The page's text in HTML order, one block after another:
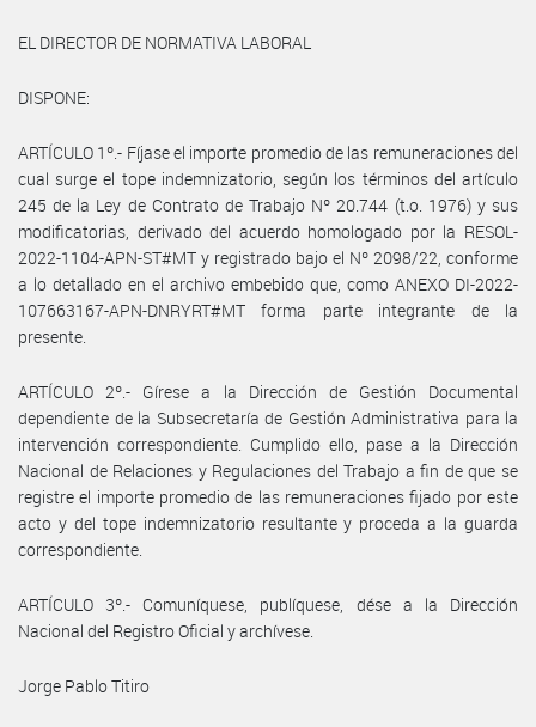
EL DIRECTOR DE NORMATIVA LABORAL
DISPONE:
ARTÍCULO 1º.- Fíjase el importe promedio de las remuneraciones del
cual surge el tope indemnizatorio, según los términos del artículo
245 de la Ley de Contrato de Trabajo Nº 20.744 (t.o. 1976) y sus
modificatorias, derivado del acuerdo homologado por la RESOL-
2022-1104-APN-ST#MT y registrado bajo el Nº 2098/22, conforme
a lo detallado en el archivo embebido que, como ANEXO DI-2022-
107663167-APN-DNRYRT#MT forma parte integrante de la
presente.
ARTÍCULO 2º.- Gírese a la Dirección de Gestión Documental
dependiente de la Subsecretaría de Gestión Administrativa para la
intervención correspondiente. Cumplido ello, pase a la Dirección
Nacional de Relaciones y Regulaciones del Trabajo a fin de que se
registre el importe promedio de las remuneraciones fijado por este
acto y del tope indemnizatorio resultante y proceda a la guarda
correspondiente.
ARTÍCULO 3º.- Comuníquese, publíquese, dése a la Dirección
Nacional del Registro Oficial y archívese.
Jorge Pablo Titiro